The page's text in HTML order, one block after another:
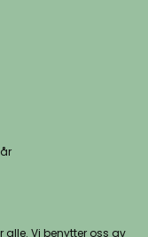
alle. Vi benytter oss av